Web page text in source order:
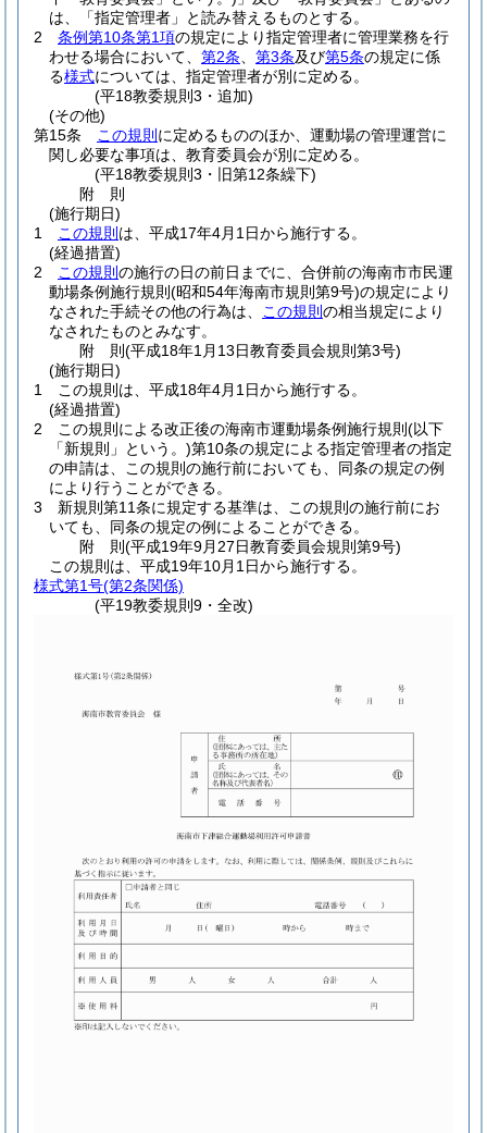
は、「指定管理者」と読み替えるものとする。
2
条例第10条第1項の規定により指定管理者に管理業務を行
わせる場合において、 第2条 第3条及び第5条の規定に係
る様式については、指定管理者が別に定める。
(平18教委規則3・追加)
(その他)
第15条
この規則 に定めるもののほか、運動場の管理運営に
関し必要な事項は、教育委員会が別に定める。
(平18教委規則3・旧第12条繰下)
附 則
(施行期日)
1
この規則 は、平成17年4月1日から施行する。
(経過措置)
2
この規則 の施行の日の前日までに、合併前の海南市市民運
動場条例施行規則 (昭和54年海南市規則第9号)の規定により
なされた手続その他の行為は、
この規則 の相当規定により
なされたものとみなす。
附 則(平成18年1月13日教育委員会規則第3号)
(施行期日)
1
この規則は、平成18年4月1日から施行する。
(経過措置)
2
この規則による改正後の海南市運動場条例施行規則 (以下
「新規則」という。)第10条の規定による指定管理者の指定
の申請は、この規則の施行前においても、同条の規定の例
により行うことができる。
3
新規則第11条に規定する基準は、この規則の施行前にお
いても、同条の規定の例によることができる。
附 則(平成19年9月27日教育委員会規則第9号)
この規則は、平成19年10月1日から施行する。
様式第1号(第2条関係)
(平19教委規則9・全改)